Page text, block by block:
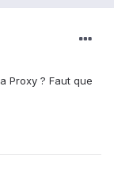
Proxy ? Faut que